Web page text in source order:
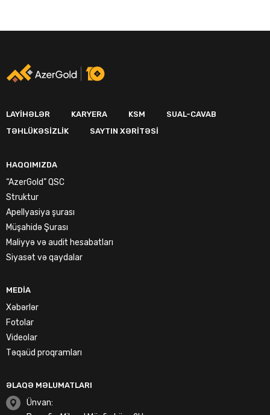
LAYIHƏLƏR KARYERA KSM
SUAL-CAVAB
TƏHLÜKƏSIZLIK
SAYTIN XƏRITƏSI
HAQQIMIZDA
“AzerGold” QSC
Struktur
Apellyasiya şurası
Müşahidə Şurası
Maliyyə və audit hesabatları
Siyasət və qaydalar
MEDIA
Xəbərlər
Fotolar
Videolar
Təqaüd proqramları
ƏLAQƏ MƏLUMATLARI
Ünvan: